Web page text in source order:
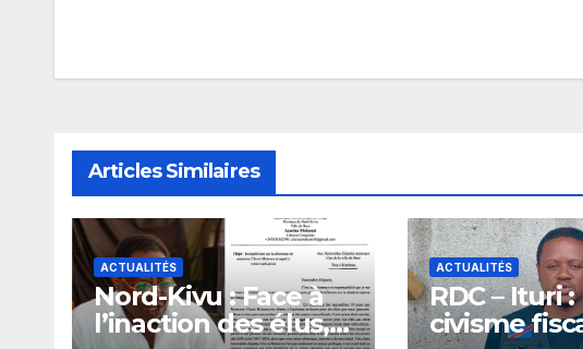
Articles Similaires
ACTUALITÉS
Nord-Kivu : Face à
l’inaction des élus,
ACTUALITÉS
RDC – Ituri :
civisme